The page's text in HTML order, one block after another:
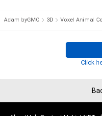
・フクロウ（3種類）▶
adam.jp/
Adam byGMO 3D Voxel Animal
Click